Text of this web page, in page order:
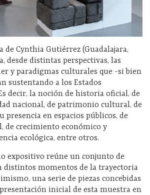
de Cynthia Gutiérrez (Guadalajara,
desde distintas perspectivas, las
y paradigmas culturales que -si bien
sustentando a los Estados
decir, la noción de historia oficial, de
nacional, de patrimonio cultural, de
presencia en espacios públicos, de
de crecimiento económico y
ecológica, entre otros.
expositivo reúne un conjunto de
distintos momentos de la trayectoria
una serie de piezas concebidas
inicial de esta muestra en